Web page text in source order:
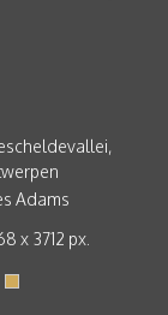
Adams
x 3712 px.